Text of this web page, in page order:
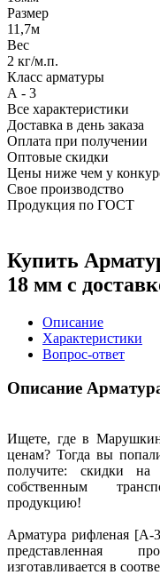
Размер
11,7м
Вес
2 кг/м.п.
Класс арматуры
А - 3
Все характеристики
Доставка в день заказа
Оплата при получении
Оптовые скидки
Цены ниже чем у
Свое производство
Продукция по ГОСТ
Купить
18 мм с
Описание
Характеристики
Вопрос-ответ
Описание
Ищете, где в
ценам? Тогда вы
получите: скидки
собственным
продукцию!
Арматура рифленая [А-
представленная
изготавливается в